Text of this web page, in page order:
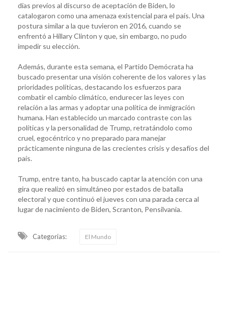
días previos al discurso de aceptación de Biden, lo
catalogaron como una amenaza existencial para el país. Una
postura similar a la que tuvieron en 2016, cuando se
enfrentó a Hillary Clinton y que, sin embargo, no pudo
impedir su elección.
Además, durante esta semana, el Partido Demócrata ha
buscado presentar una visión coherente de los valores y las
prioridades políticas, destacando los esfuerzos para
combatir el cambio climático, endurecer las leyes con
relación a las armas y adoptar una política de inmigración
humana. Han establecido un marcado contraste con las
políticas y la personalidad de Trump, retratándolo como
cruel, egocéntrico y no preparado para manejar
prácticamente ninguna de las crecientes crisis y desafíos del
país.
Trump, entre tanto, ha buscado captar la atención con una
gira que realizó en simultáneo por estados de batalla
electoral y que continuó el jueves con una parada cerca al
lugar de nacimiento de Biden, Scranton, Pensilvania.
Categorias: El Mundo